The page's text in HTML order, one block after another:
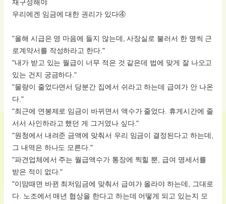
재구성해야
우리에겐 임금에 대한 권리가 있다④
"올해 시급은 영 마음에 들지 않는데, 사장실로 불러서 한 명씩 근
로계약서를 작성하라고 한다."
"내가 받고 있는 월급이 너무 적은 것 같은데 법에 맞게 잘 나오고
있는 건지 궁금하다."
"물량이 줄었다면서 당분간 집에서 쉬라고 하는데 급여가 안 나온
다."
"최근에 연봉제로 임금이 바뀌면서 액수가 줄었다. 휴게시간에 줄
서서 사인하라고 했던 게 그거였나 싶다."
"원청에서 내려준 금액에 맞춰서 우리 임금이 결정된다고 하는데,
그 내역은 하나도 모른다."
"파견업체에서 주는 월급액수가 통장에 찍힐 뿐, 급여 명세서를
받은 적이 없다."
"이맘때면 바뀐 최저임금에 맞춰서 급여가 올라야 하는데, 그대로
다. 노조에서 매년 협상을 한다고 하는데 어떻게 되고 있는지 모